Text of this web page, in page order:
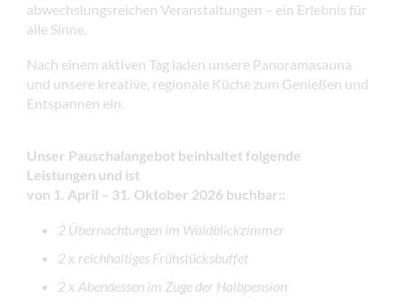
abwechslungsreichen Veranstaltungen – ein Erlebnis für
alle Sinne.
Nach einem aktiven Tag laden unsere Panoramasauna
und unsere kreative, regionale Küche zum Genießen und
Entspannen ein.
Unser Pauschalangebot beinhaltet folgende
Leistungen und ist
von 1. April – 31. Oktober 2026 buchbar::
2 Übernachtungen im Waldblickzimmer
2 x reichhaltiges Frühstücksbuffet
2 x Abendessen im Zuge der Halbpension